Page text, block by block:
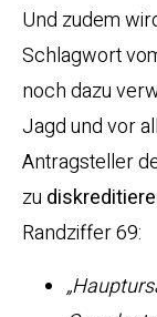
Und zudem
Schlagwort
noch dazu
Jagd und vor
Antragsteller
zu
Randziffer 69: